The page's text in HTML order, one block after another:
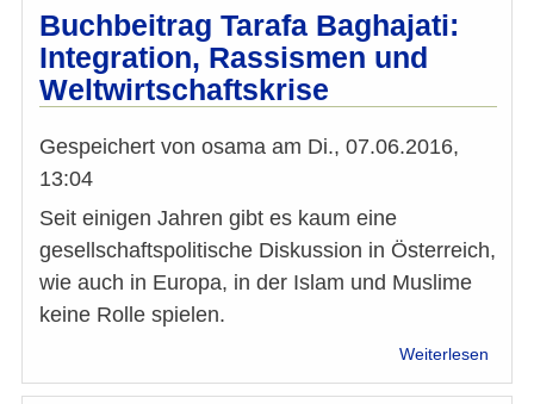
Buchbeitrag Tarafa Baghajati:
Integration, Rassismen und
Weltwirtschaftskrise
Gespeichert von osama am Di., 07.06.2016,
13:04
Seit einigen Jahren gibt es kaum eine
gesellschaftspolitische Diskussion in Österreich,
wie auch in Europa, in der Islam und Muslime
keine Rolle spielen.
Weiterlesen